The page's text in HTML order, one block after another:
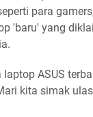
para
'baru' yang
laptop ASUS
kita simak